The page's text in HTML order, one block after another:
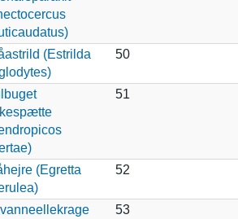
(Estrilda
50
51
(Egretta
52
53